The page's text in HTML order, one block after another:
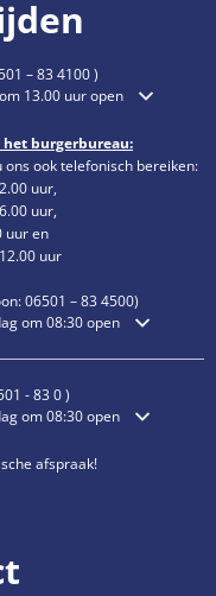
– 83 4100)
te verbergen
13.00 uur open
burgerbureau:
ook telefonisch bereiken:
uur,
uur,
uur en
uur
06501 – 834500)
te verbergen
om 08:30 open
- 83 0)
te verbergen
om 08:30 open
afspraak!